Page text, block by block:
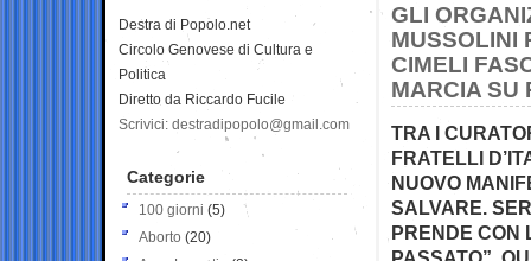
GLI
MUSSOLINI
CIMELI
MARCIA SU
TRA I
FRATELLI
NUOVO
SALVARE.
PRENDE CON
Destra di Popolo.net
Circolo Genovese di Cultura e
Politica
Diretto da Riccardo Fucile
Scrivici: destradipopolo@gmail.com
Categorie
100 giorni (5)
Aborto (20)